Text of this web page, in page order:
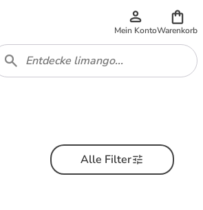
Mein KontoWarenkorb
Alle Filter